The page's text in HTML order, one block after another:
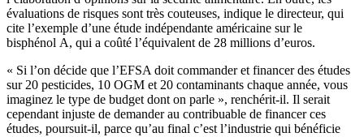
évaluations de risques sont très couteuses, indique le directeur, qui
cite l’exemple d’une étude indépendante américaine sur le
bisphénol A, qui a coûté l’équivalent de 28 millions d’euros.
« Si l’on décide que l’EFSA doit commander et financer des études
sur 20 pesticides, 10 OGM et 20 contaminants chaque année, vous
imaginez le type de budget dont on parle », renchérit-il. Il serait
cependant injuste de demander au contribuable de financer ces
études, poursuit-il, parce qu’au final c’est l’industrie qui bénéficie